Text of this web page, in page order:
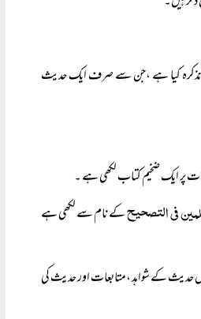
کیا ہے ،جن سے صرف ایک حدیث
پر ایک ضخیم کتاب لکھی ہے ۔
فی التصحیحکے نام سے لکھی ہے
کے شواہد ،متابعات اور حدیث کی